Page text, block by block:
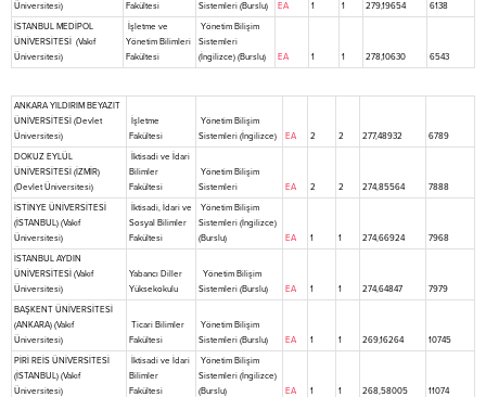
Üniversitesi)
Fakültesi
Sistemleri (Burslu)
EA 1 1 279,19654 6138
İSTANBUL MEDİPOL
ÜNİVERSİTESİ (Vakıf
Üniversitesi)
İşletme ve
Yönetim Bilimleri
Fakültesi
Yönetim Bilişim
Sistemleri
(İngilizce) (Burslu)
EA 1 1 278,10630 6543
ANKARA YILDIRIM BEYAZIT
ÜNİVERSİTESİ (Devlet
Üniversitesi)
İşletme
Fakültesi
Yönetim Bilişim
Sistemleri (İngilizce)
EA 2 2 277,48932 6789
DOKUZ EYLÜL
ÜNİVERSİTESİ (İZMİR)
(Devlet Üniversitesi)
İktisadi ve İdari
Bilimler
Fakültesi
Yönetim Bilişim
Sistemleri
EA 2 2 274,85564 7888
İSTİNYE ÜNİVERSİTESİ
(İSTANBUL) (Vakıf
Üniversitesi)
İktisadi, İdari ve
Sosyal Bilimler
Fakültesi
Yönetim Bilişim
Sistemleri (İngilizce)
(Burslu)
EA 1 1 274,66924 7968
İSTANBUL AYDIN
ÜNİVERSİTESİ (Vakıf
Üniversitesi)
Yabancı Diller
Yüksekokulu
Yönetim Bilişim
Sistemleri (Burslu)
EA 1 1 274,64847 7979
BAŞKENT ÜNİVERSİTESİ
(ANKARA) (Vakıf
Üniversitesi)
Ticari Bilimler
Fakültesi
Yönetim Bilişim
Sistemleri (Burslu)
EA 1 1 269,16264 10745
PİRİ REİS ÜNİVERSİTESİ
(İSTANBUL) (Vakıf
Üniversitesi)
İktisadi ve İdari
Bilimler
Fakültesi
Yönetim Bilişim
Sistemleri (İngilizce)
(Burslu)
EA 1 1 268,58005 11074